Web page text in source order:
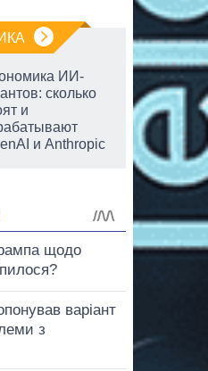
ИИ-
сколько
и
и Anthropic